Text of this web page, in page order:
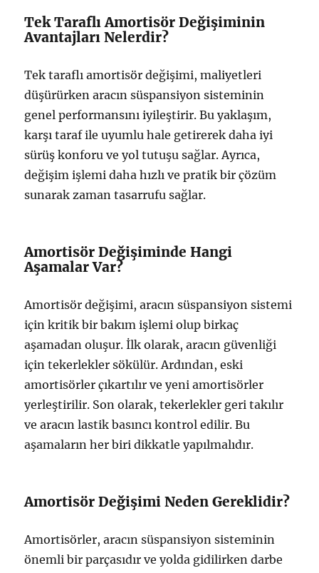
Tek Taraflı Amortisör Değişiminin
Avantajları Nelerdir?
Tek taraflı amortisör değişimi, maliyetleri
düşürürken aracın süspansiyon sisteminin
genel performansını iyileştirir. Bu yaklaşım,
karşı taraf ile uyumlu hale getirerek daha iyi
sürüş konforu ve yol tutuşu sağlar. Ayrıca,
değişim işlemi daha hızlı ve pratik bir çözüm
sunarak zaman tasarrufu sağlar.
Amortisör Değişiminde Hangi
Aşamalar Var?
Amortisör değişimi, aracın süspansiyon sistemi
için kritik bir bakım işlemi olup birkaç
aşamadan oluşur. İlk olarak, aracın güvenliği
için tekerlekler sökülür. Ardından, eski
amortisörler çıkartılır ve yeni amortisörler
yerleştirilir. Son olarak, tekerlekler geri takılır
ve aracın lastik basıncı kontrol edilir. Bu
aşamaların her biri dikkatle yapılmalıdır.
Amortisör Değişimi Neden Gereklidir?
Amortisörler, aracın süspansiyon sisteminin
önemli bir parçasıdır ve yolda gidilirken darbe